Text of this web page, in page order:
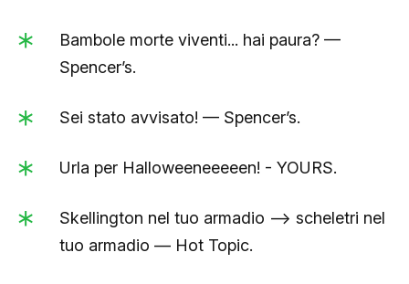
Bambole morte viventi... hai paura? —
Spencer’s.
Sei stato avvisato! — Spencer’s.
Urla per Halloweeneeeeen! - YOURS.
Skellington nel tuo armadio —> scheletri nel
tuo armadio — Hot Topic.